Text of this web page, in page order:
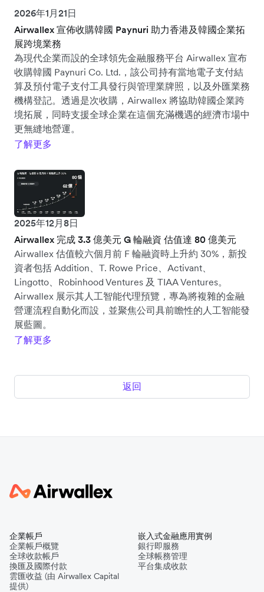
2026年1月21日
Airwallex 宣佈收購韓國 Paynuri 助力香港及韓國企業拓
展跨境業務
為現代企業而設的全球領先金融服務平台 Airwallex 宣布
收購韓國 Paynuri Co. Ltd.，該公司持有當地電子支付結
算及預付電子支付工具發行與管理業牌照，以及外匯業務
機構登記。透過是次收購，Airwallex 將協助韓國企業跨
境拓展，同時支援全球企業在這個充滿機遇的經濟市場中
更無縫地營運。
了解更多
2025年12月8日
Airwallex 完成 3.3 億美元 G 輪融資 估值達 80 億美元
Airwallex 估值較六個月前 F 輪融資時上升約 30%，新投
資者包括 Addition、T. Rowe Price、Activant、
Lingotto、Robinhood Ventures 及 TIAA Ventures。
Airwallex 展示其人工智能代理預覽，專為將複雜的金融
營運流程自動化而設，並聚焦公司具前瞻性的人工智能發
展藍圖。
了解更多
返回
企業帳戶
企業帳戶概覽
全球收款帳戶
換匯及國際付款
雲匯收益 (由 Airwallex Capital
提供)
嵌入式金融應用實例
銀行即服務
全球帳務管理
平台集成收款